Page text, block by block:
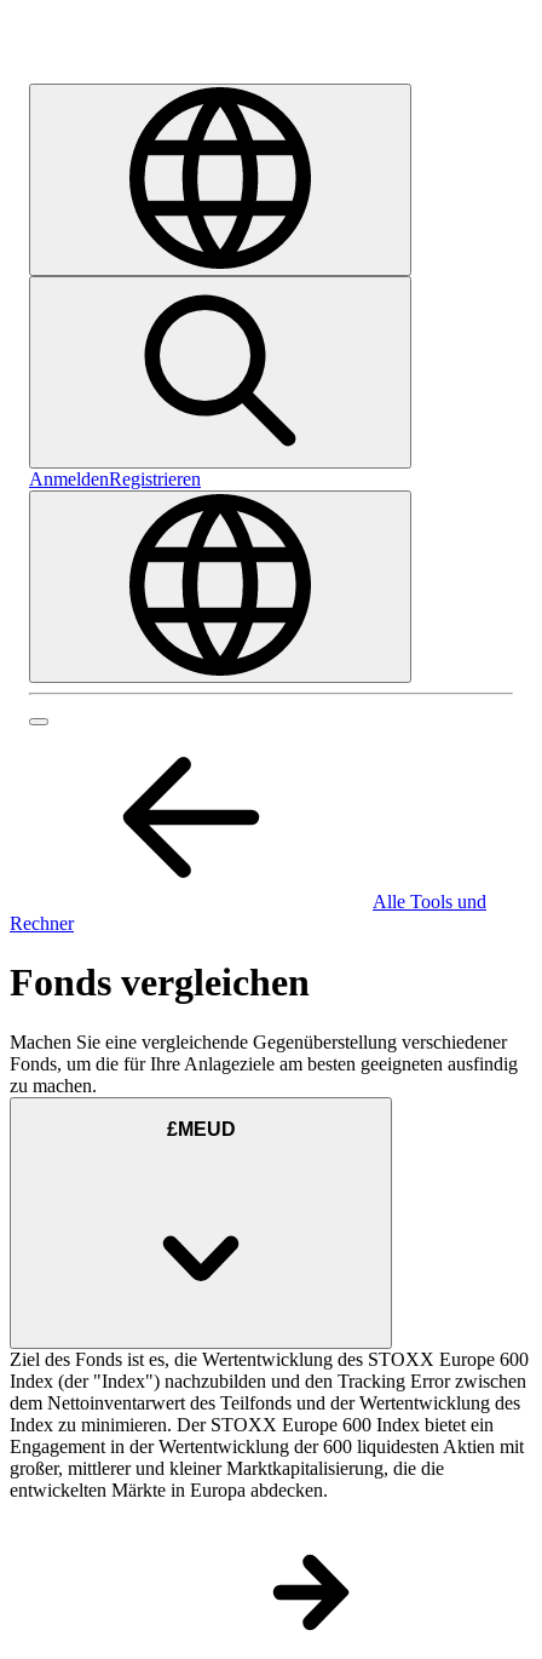
AnmeldenRegistrieren
Alle Tools und
Rechner
Fonds vergleichen
Machen Sie eine vergleichende Gegenüberstellung verschiedener
Fonds, um die für Ihre Anlageziele am besten geeigneten ausfindig
zu machen.
£MEUD
Ziel des Fonds ist es, die Wertentwicklung des STOXX Europe 600
Index (der "Index") nachzubilden und den Tracking Error zwischen
dem Nettoinventarwert des Teilfonds und der Wertentwicklung des
Index zu minimieren. Der STOXX Europe 600 Index bietet ein
Engagement in der Wertentwicklung der 600 liquidesten Aktien mit
großer, mittlerer und kleiner Marktkapitalisierung, die die
entwickelten Märkte in Europa abdecken.